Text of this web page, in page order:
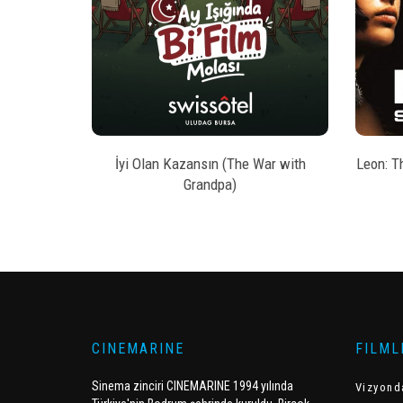
style BILET SATIN AL
İyi Olan Kazansın (The War with
Grandpa)
Leon:
CINEMARINE
Sinema zinciri CINEMARINE 1994 yılında